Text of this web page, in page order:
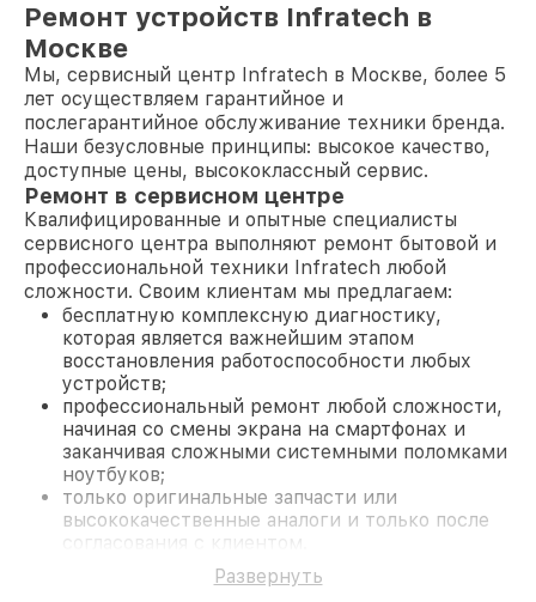
Ремонт устройств Infratech в
Москве
Мы, сервисный центр Infratech в Москве, более 5
лет осуществляем гарантийное и
послегарантийное обслуживание техники бренда.
Наши безусловные принципы: высокое качество,
доступные цены, высококлассный сервис.
Ремонт в сервисном центре
Квалифицированные и опытные специалисты
сервисного центра выполняют ремонт бытовой и
профессиональной техники Infratech любой
сложности. Своим клиентам мы предлагаем:
бесплатную комплексную диагностику,
которая является важнейшим этапом
восстановления работоспособности любых
устройств;
профессиональный ремонт любой сложности,
начиная со смены экрана на смартфонах и
заканчивая сложными системными поломками
ноутбуков;
только оригинальные запчасти или
высококачественные аналоги и только после
согласования с клиентом.
На все работы и замененные комплектующие
предоставляется длительная гарантия. В случае
Развернуть